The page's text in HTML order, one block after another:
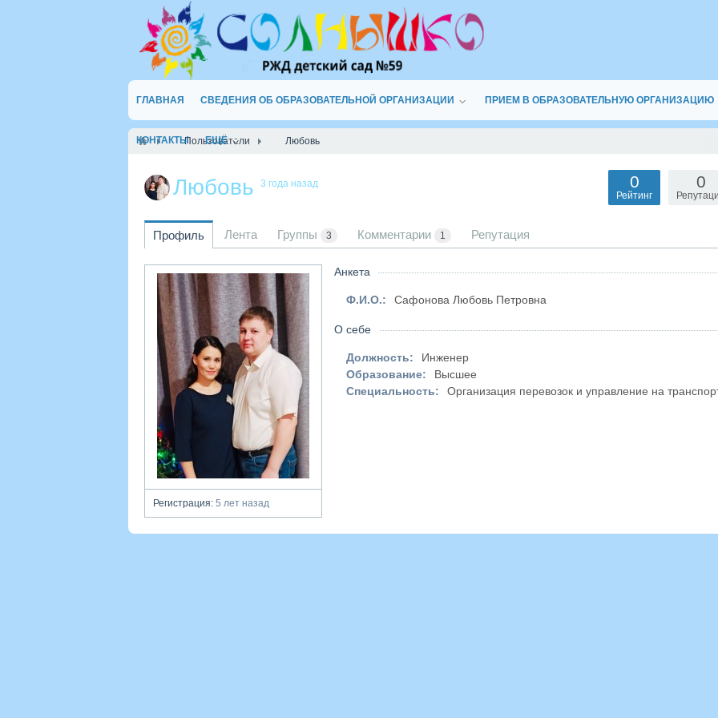
ГЛАВНАЯ СВЕДЕНИЯ ОБ ОБРАЗОВАТЕЛЬНОЙ ОРГАНИЗАЦИИ ПРИЕМ В ОБРАЗОВАТЕЛЬНУЮ ОРГАНИЗАЦИЮ
КОНТАКТЫ ЕЩЁ
Пользователи Любовь
Любовь 3 года назад 0
0
Рейтинг
Профиль Лента Группы 3 Комментарии 1 Репутация
Регистрация: 5 лет назад
Анкета
Ф.И.О.: Сафонова Любовь Петровна
О себе
Должность:
Инженер
Образование:
Высшее
Специальность:
Организация перевозок и управление на